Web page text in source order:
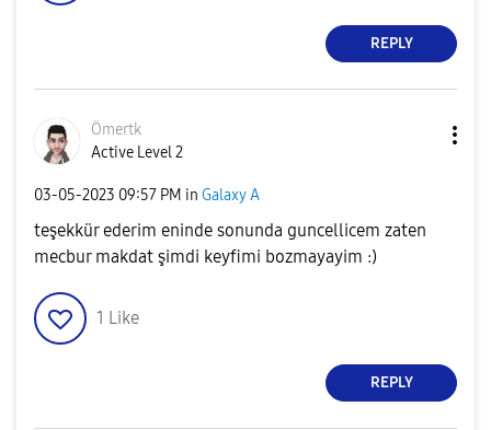
REPLY
Ömertk
Active Level 2
‎03-05-2023 09:57 PM in Galaxy A
teşekkür ederim eninde sonunda guncellicem zaten
mecbur makdat şimdi keyfimi bozmayayim :)
1 Like
REPLY